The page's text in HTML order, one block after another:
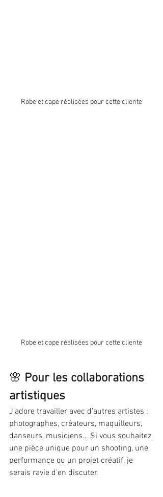
Robe et cape réalisées pour cette cliente
Robe et cape réalisées pour cette cliente
🌸 Pour les collaborations
artistiques
J’adore travailler avec d’autres artistes :
photographes, créateurs, maquilleurs,
danseurs, musiciens… Si vous souhaitez
une pièce unique pour un shooting, une
performance ou un projet créatif, je
serais ravie d’en discuter.